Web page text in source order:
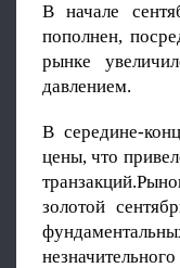
В начале
пополнен,
рынке
давлением.
В середине-
цены, что
золотой